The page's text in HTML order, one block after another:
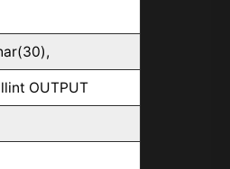
OUTPUT